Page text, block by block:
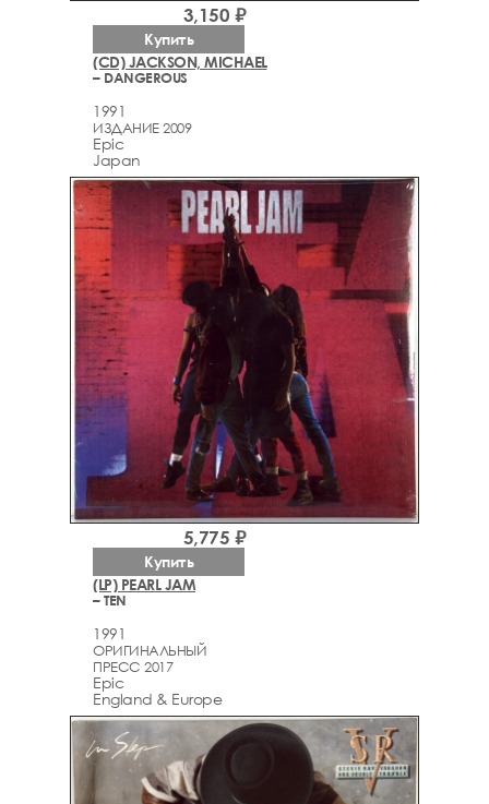
(CD) JACKSON, MICHAEL
– DANGEROUS
1991
ИЗДАНИЕ 2009
Epic
Japan
3,150 ₽
Купить
(LP) PEARL JAM
– TEN
1991
ОРИГИНАЛЬНЫЙ
ПРЕСС 2017
Epic
England & Europe
5,775 ₽
Купить